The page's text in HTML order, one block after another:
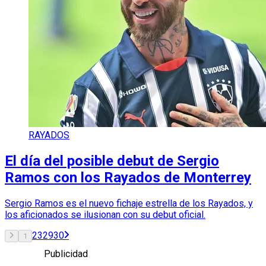
RAYADOS
El día del posible debut de Sergio
Ramos con los Rayados de Monterrey
Sergio Ramos es el nuevo fichaje estrella de los Rayados, y
los aficionados se ilusionan con su debut oficial.
1 232930
Publicidad